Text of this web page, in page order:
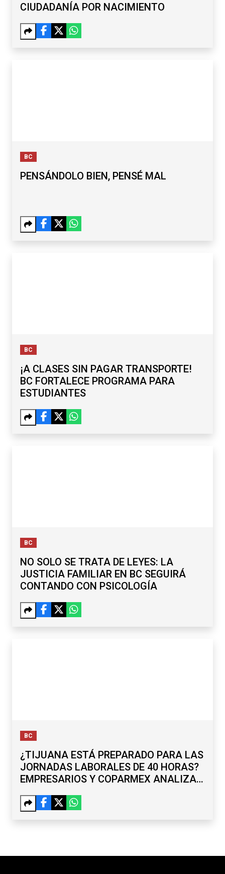
CIUDADANÍA POR NACIMIENTO
BC
PENSÁNDOLO BIEN, PENSÉ MAL
BC
¡A CLASES SIN PAGAR TRANSPORTE!
BC FORTALECE PROGRAMA PARA
ESTUDIANTES
BC
NO SOLO SE TRATA DE LEYES: LA
JUSTICIA FAMILIAR EN BC SEGUIRÁ
CONTANDO CON PSICOLOGÍA
BC
¿TIJUANA ESTÁ PREPARADO PARA LAS
JORNADAS LABORALES DE 40 HORAS?
EMPRESARIOS Y COPARMEX ANALIZAN